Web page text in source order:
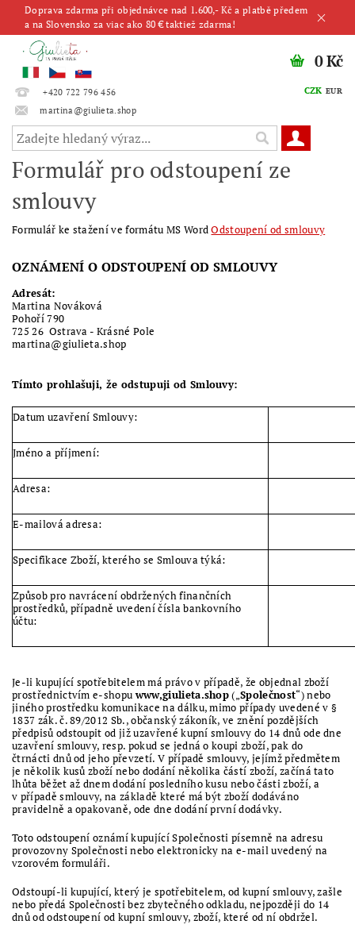
Doprava zdarma při objednávce nad 1.600,- Kč a platbě předem
a na Slovensko za viac ako 80 € taktiež zdarma!
+420 722 796 456
martina@giulieta.shop
CZK EUR
0 Kč
Formulář pro odstoupení ze
smlouvy
Formulář ke stažení ve formátu MS WordOdstoupení od smlouvy
OZNÁMENÍ O ODSTOUPENÍ OD SMLOUVY
Adresát:
Martina Nováková
Pohoří 790
725 26 Ostrava - Krásné Pole
martina@giulieta.shop
Tímto prohlašuji, že odstupuji od Smlouvy:
Datum uzavření Smlouvy:
Jméno a příjmení:
Adresa:
E-mailová adresa:
Specifikace Zboží, kterého se Smlouva týká:
Způsob pro navrácení obdržených finančních
prostředků, případně uvedení čísla bankovního
účtu:
Je-li kupující spotřebitelem má právo v případě, že objednal zboží
prostřednictvím e-shopuwww,giulieta.shop(„Společnost“) nebo
jiného prostředku komunikace na dálku, mimo případy uvedené v §
1837 zák. č. 89/2012 Sb., občanský zákoník, ve znění pozdějších
předpisů odstoupit od již uzavřené kupní smlouvy do 14 dnů ode dne
uzavření smlouvy, resp. pokud se jedná o koupi zboží, pak do
čtrnácti dnů od jeho převzetí. V případě smlouvy, jejímž předmětem
je několik kusů zboží nebo dodání několika částí zboží, začíná tato
lhůta běžet až dnem dodání posledního kusu nebo části zboží, a
v případě smlouvy, na základě které má být zboží dodáváno
pravidelně a opakovaně, ode dne dodání první dodávky.
Toto odstoupení oznámí kupující Společnosti písemně na adresu
provozovny Společnosti nebo elektronicky na e-mail uvedený na
vzorovém formuláři.
Odstoupí-li kupující, který je spotřebitelem, od kupní smlouvy, zašle
nebo předá Společnosti bez zbytečného odkladu, nejpozději do 14
dnů od odstoupení od kupní smlouvy, zboží, které od ní obdržel.